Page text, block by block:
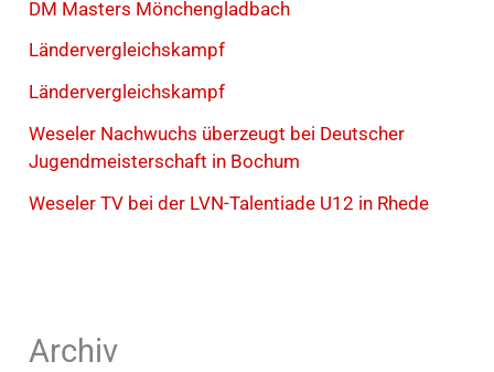
DM Masters Mönchengladbach
Ländervergleichskampf
Ländervergleichskampf
Weseler Nachwuchs überzeugt bei Deutscher
Jugendmeisterschaft in Bochum
Weseler TV bei der LVN-Talentiade U12 in Rhede
Archiv